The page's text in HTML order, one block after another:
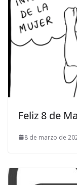
Feliz 8 de
8 de marzo de